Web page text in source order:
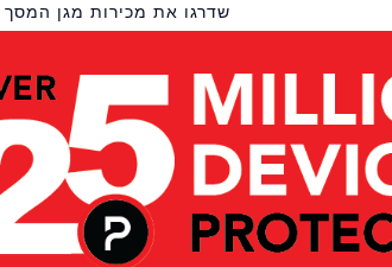
שדרגו את מכירות מגן